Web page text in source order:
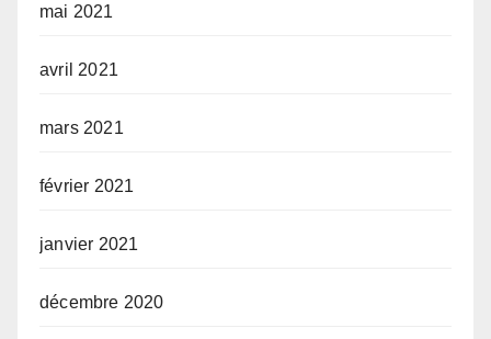
mai 2021
avril 2021
mars 2021
février 2021
janvier 2021
décembre 2020